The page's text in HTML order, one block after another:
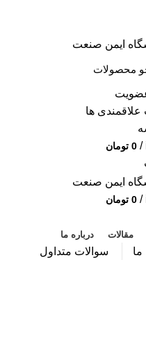
ها
/
0 تومان
/
0 تومان
مقالات درباره ما
ما سوالات متداول